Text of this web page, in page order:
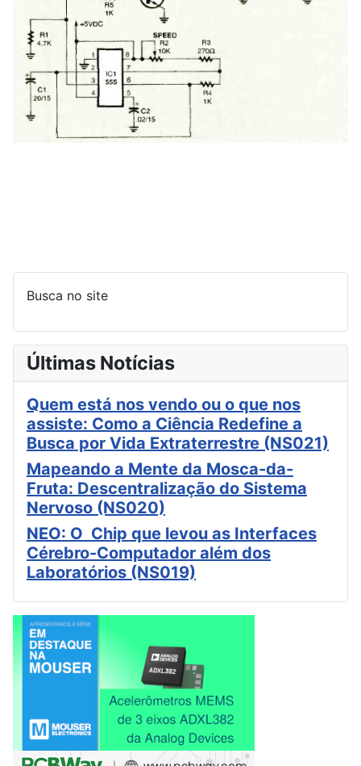
Busca no site
Últimas Notícias
Quem está nos vendo ou o que nos
assiste: Como a Ciência Redefine a
Busca por Vida Extraterrestre (NS021)
Mapeando a Mente da Mosca-da-
Fruta: Descentralização do Sistema
Nervoso (NS020)
NEO: O Chip que levou as Interfaces
Cérebro-Computador além dos
Laboratórios (NS019)